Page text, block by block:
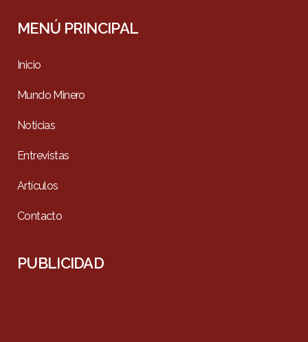
MENÚ PRINCIPAL
Inicio
Mundo Minero
Noticias
Entrevistas
Artículos
Contacto
PUBLICIDAD